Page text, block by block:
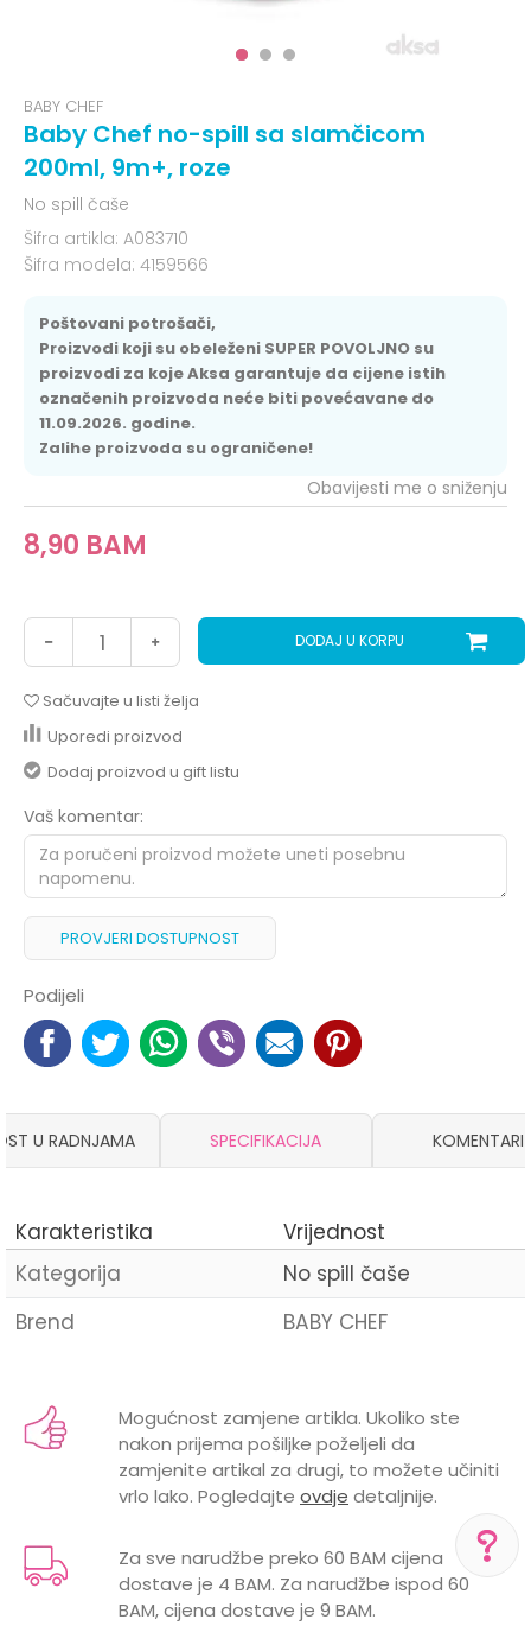
BABY CHEF
Baby Chef no-spill sa slamčicom
200ml, 9m+, roze
No spill čaše
Šifra artikla: A083710
Šifra modela: 4159566
Poštovani potrošači,
Proizvodi koji su obeleženi SUPER POVOLJNO su
proizvodi za koje Aksa garantuje da cijene istih
označenih proizvoda neće biti povećavane do
11.09.2026. godine.
Zalihe proizvoda su ograničene!
8,90 BAM
Obavijesti me o sniženju
DODAJ U KORPU
Sačuvajte u listi želja
Uporedi proizvod
Dodaj proizvod u gift listu
Vaš komentar:
PROVJERI DOSTUPNOST
Podijeli
POMOĆ PRI KUPOVINI
U RADNJAMA SPECIFIKACIJA KOMENTARI
Karakteristika
Vrijednost
Kategorija
No spill čaše
Brend
BABY CHEF
Email
Mogućnost zamjene artikla. Ukoliko ste
nakon prijema pošiljke poželjeli da
zamjenite artikal za drugi, to možete učiniti
vrlo lako. Pogledajte ovdje detaljnije.
Za sve narudžbe preko 60 BAM cijena
dostave je 4 BAM. Za narudžbe ispod 60
BAM, cijena dostave je 9 BAM.